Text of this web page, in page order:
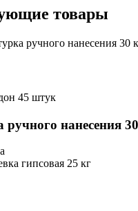
товары
45 штук
нанесения